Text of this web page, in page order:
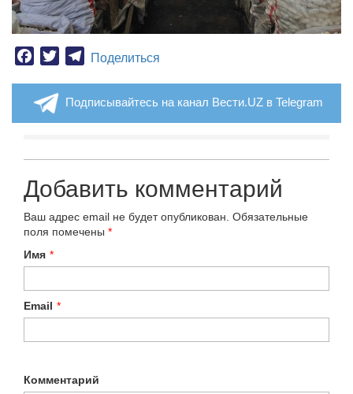
Facebook
TwitterTelegram
Поделиться
Подписывайтесь на канал Вести.UZ в Telegram
Добавить комментарий
Ваш адрес email не будет опубликован. Обязательные
поля помечены *
Имя *
Email *
Комментарий